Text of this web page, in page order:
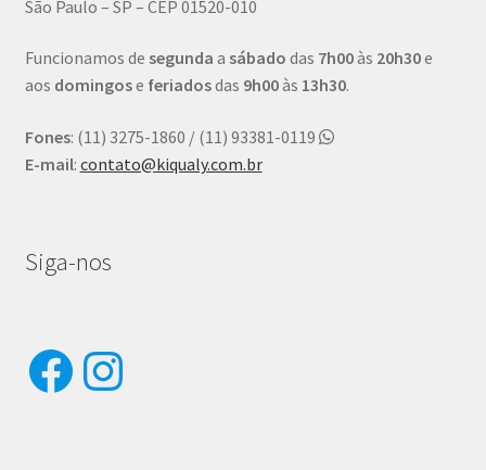
São Paulo – SP – CEP 01520-010
Funcionamos de segunda a sábado das 7h00às 20h30e
aos domingose feriadosdas 9h00às 13h30.
Fones: (11) 3275-1860 / (11) 93381-0119
E-mail: contato@kiqualy.com.br
Siga-nos
Facebook
Instagram